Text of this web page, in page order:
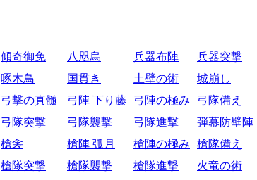
傾奇御免 八咫烏 兵器布陣
兵器突撃
啄木鳥 国貫き 土壁の術
城崩し
弓撃の真髄 弓陣 下り藤 弓陣の極み
弓隊備え
弓隊突撃 弓隊襲撃 弓隊進撃
弾幕防壁陣
槍衾 槍陣 弧月 槍陣の極み
槍隊備え
槍隊突撃 槍隊襲撃 槍隊進撃
火竜の術